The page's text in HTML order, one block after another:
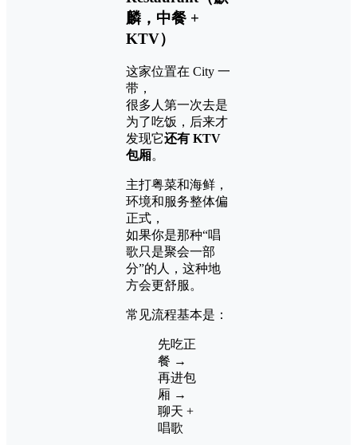
麟，中餐 +
KTV）
这家位置在 City 一
带，
很多人第一次去是
为了吃饭，后来才
发现它还有 KTV
包厢。
主打粤菜和海鲜，
环境和服务整体偏
正式，
如果你是那种“唱
歌只是聚会一部
分”的人，这种地
方会更舒服。
常见流程基本是：
先吃正
餐 →
再进包
厢 →
聊天 +
唱歌